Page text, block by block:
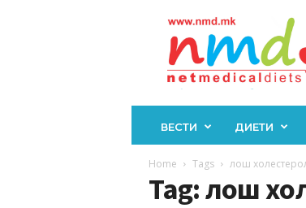
ВЕСТИ ДИЕТИ
Home Tags лош
Tag: лош